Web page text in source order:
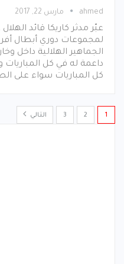
ahmed مارس 22, 2017
عبّر مدثر كاريكا قائد
لمجموعات دوري أبطال
الجماهير الهلالية داخل
داعمة له في كل
كل المباريات سواء على
1
2
3 التالي